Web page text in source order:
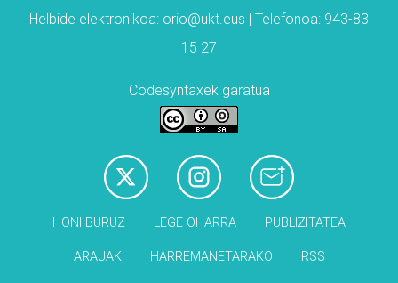
Helbide elektronikoa: orio@ukt.eus | Telefonoa: 943-83
15 27
Codesyntaxek garatua
HONI BURUZ LEGE OHARRA PUBLIZITATEA
ARAUAK HARREMANETARAKO RSS